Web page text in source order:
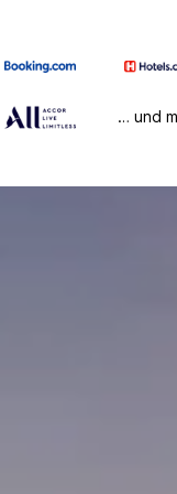
… und